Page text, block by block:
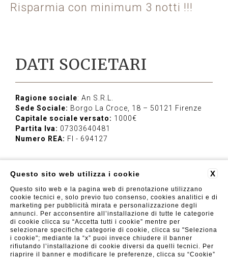
Risparmia con minimum 3 notti !!!
DATI SOCIETARI
Ragione sociale: An S.R.L.
Sede Sociale: Borgo La Croce, 18 – 50121 Firenze
Capitale sociale versato: 1000€
Partita Iva: 07303640481
Numero REA: FI - 694127
Luxor Florence| Viale Fratelli Rosselli 71, 50144 Firenze
(FI) | Tel. +39 055 098 2025 - Fax: +39 055 098 2026 |
info@luxorflorence.com
FAQ RECENSIONI PRIVACY CONTATTI DATI SOCIETARI
X
Questo sito web utilizza i cookie
Questo sito web e la pagina web di prenotazione utilizzano
cookie tecnici e, solo previo tuo consenso, cookies analitici e di
marketing per pubblicità mirata e personalizzazione degli
annunci. Per acconsentire all’installazione di tutte le categorie
di cookie clicca su “Accetta tutti i cookie” mentre per
selezionare specifiche categorie di cookie, clicca su "Seleziona
i cookie"; mediante la “x” puoi invece chiudere il banner
rifiutando l’installazione di cookie diversi da quelli tecnici. Per
riaprire il banner e modificare le preferenze, clicca su “Cookie”